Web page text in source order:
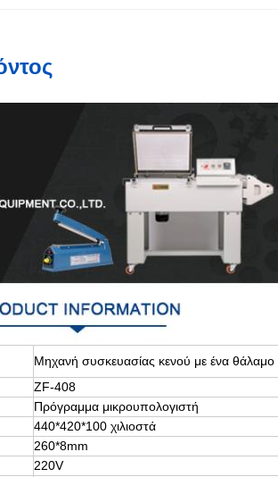
Μηχανή συσκευασίας κενού με ένα θάλαμο
ZF-408
Πρόγραμμα μικρουπολογιστή
440*420*100 χιλιοστά
260*8mm
220V